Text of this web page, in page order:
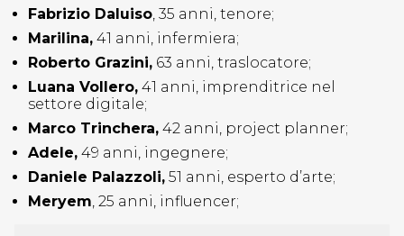
Fabrizio Daluiso, 35 anni, tenore;
Marilina, 41 anni, infermiera;
Roberto Grazini, 63 anni, traslocatore;
Luana Vollero, 41 anni, imprenditrice nel
settore digitale;
Marco Trinchera, 42 anni, project planner;
Adele, 49 anni, ingegnere;
Daniele Palazzoli, 51 anni, esperto d’arte;
Meryem, 25 anni, influencer;